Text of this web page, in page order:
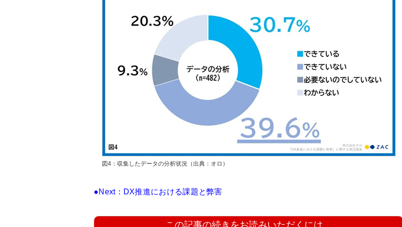
図4：収集したデータの分析状況（出典：オロ）
●Next：DX推進における課題と弊害